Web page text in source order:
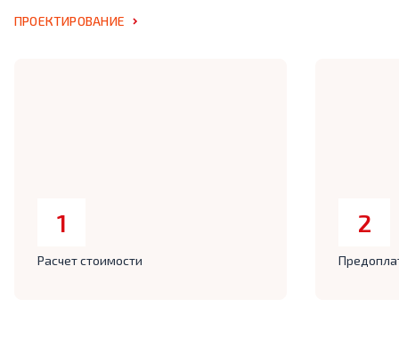
ПРОЕКТИРОВАНИЕ
1
Расчет стоимости
2